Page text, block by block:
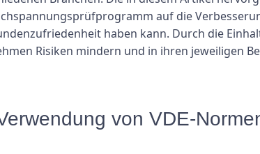
auf die
haben kann. Durch die
Risiken mindern und in ihren jeweiligen
von VDE-